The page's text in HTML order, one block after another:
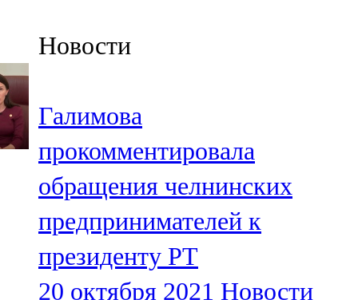
91,5 FM
106,1 FM
Кама тамагы
71,51 FM
Кукмара
107,9 FM
Новости
Галимова
прокомментировала
обращения челнинских
предпринимателей к
президенту РТ
20 октября 2021 Новости